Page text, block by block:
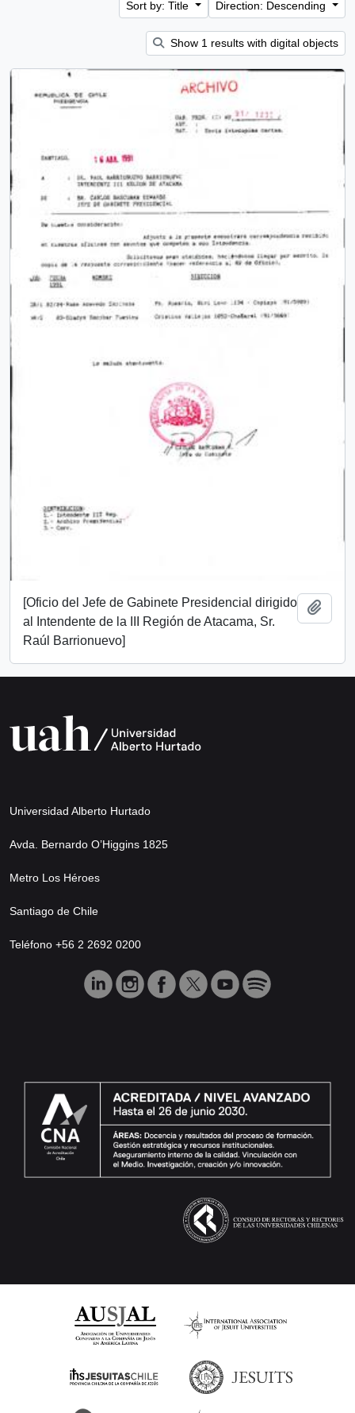
Sort by: Title
Direction: Descending
Show 1 results with digital objects
[Oficio del Jefe de Gabinete Presidencial dirigido
al Intendente de la III Región de Atacama, Sr.
Raúl Barrionuevo]
Universidad Alberto Hurtado
Avda. Bernardo O’Higgins 1825
Metro Los Héroes
Santiago de Chile
Teléfono +56 2 2692 0200